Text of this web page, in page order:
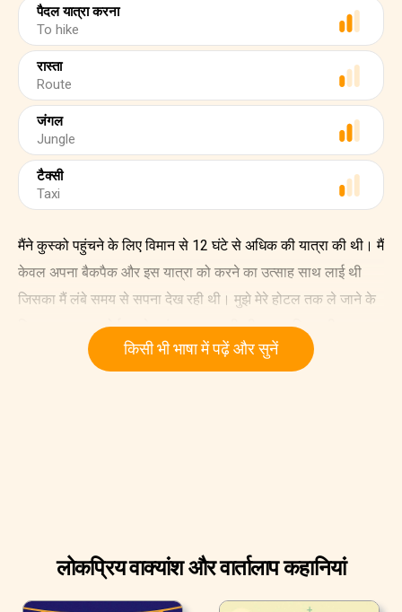
पैदल यात्रा करना
To hike
रास्ता
Route
जंगल
Jungle
टैक्सी
Taxi
मैंने कुस्को पहुंचने के लिए विमान से 12 घंटे से अधिक की यात्रा की थी। मैं
केवल अपना बैकपैक और इस यात्रा को करने का उत्साह साथ लाई थी
जिसका मैं लंबे समय से सपना देख रही थी। मुझे मेरे होटल तक ले जाने के
लिए एक बस एयरपोर्ट पर मेरा इंतज़ार कर रही थी। माचू पिच्चू की यात्रा
करने से पहले मैं तीन दिन कुस्को में बिताऊँगी।
किसी भी भाषा में पढ़ें और सुनें
लोकप्रिय वाक्यांश और वार्तालाप कहानियां